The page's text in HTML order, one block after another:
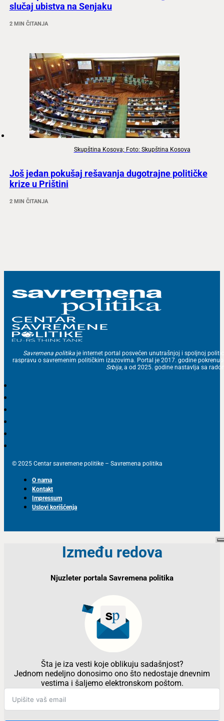
slučaj ubistva na Senjaku
2 MIN ČITANJA
Skupština Kosova; Foto: Skupština Kosova
Još jedan pokušaj rešavanja dugotrajne političke
krize u Prištini
2 MIN ČITANJA
Savremena politika je internet portal posvećen unutrašnjoj i spoljnoj
raspravu o savremenim političkim izazovima. Portal je 2017. godine
Srbija , a od 2025. godine nastavlja sa
© 2025 Centar savremene politike – Savremena politika
O nama
Kontakt
Impressum
Uslovi korišćenja
Između redova
Njuzleter portala Savremena politika
Šta je iza vesti koje oblikuju sadašnjost?
Jednom nedeljno donosimo ono što nedostaje dnevnim
vestima i šaljemo elektronskom poštom.